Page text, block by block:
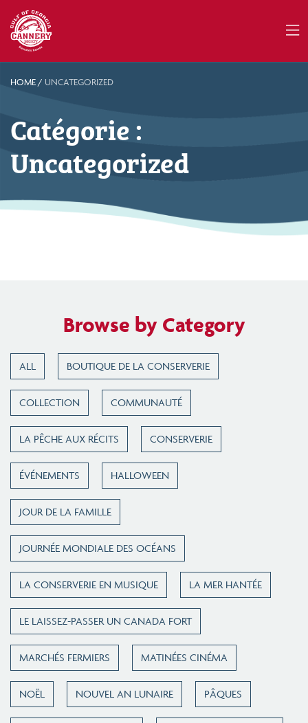
HOME / UNCATEGORIZED
Catégorie :
Uncategorized
Browse by Category
ALL BOUTIQUE DE LA CONSERVERIE
COLLECTION COMMUNAUTÉ
LA PÊCHE AUX RÉCITS CONSERVERIE
ÉVÉNEMENTS HALLOWEEN
JOUR DE LA FAMILLE
JOURNÉE MONDIALE DES OCÉANS
LA CONSERVERIE EN MUSIQUE LA MER HANTÉE
LE LAISSEZ-PASSER UN CANADA FORT
MARCHÉS FERMIERS MATINÉES CINÉMA
NOËL NOUVEL AN LUNAIRE PÂQUES